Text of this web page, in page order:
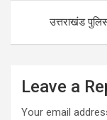
उत्तराखंड
Leave a
Your email